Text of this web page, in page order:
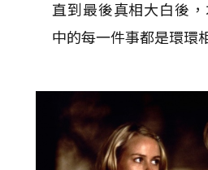
直到最後真相大白後
中的每一件事都是環環